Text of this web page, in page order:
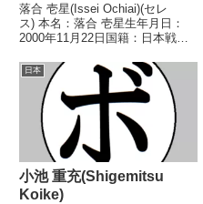
落合 壱星(Issei Ochiai)(セレ
ス) 本名：落合 壱星生年月日：
2000年11月22日国籍：日本戦
トル】なし 【戦歴】
2019/08/03 ○6R判定 3-0(59-
55、59-56、59-...
日本
小池 重充(Shigemitsu
Koike)